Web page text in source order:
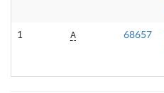
1 A 68657